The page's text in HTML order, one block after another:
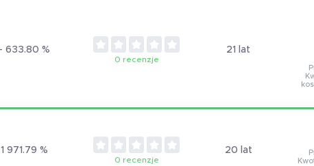
633.80 %
0 recenzje
21 lat
971.79 %
0 recenzje
20 lat